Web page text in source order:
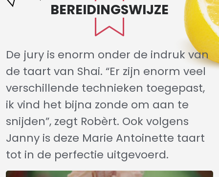
BEREIDINGSWIJZE
De jury is enorm onder de indruk van
de taart van Shai. “Er zijn enorm veel
verschillende technieken toegepast,
ik vind het bijna zonde om aan te
snijden”, zegt Robèrt. Ook volgens
Janny is deze Marie Antoinette taart
tot in de perfectie uitgevoerd.